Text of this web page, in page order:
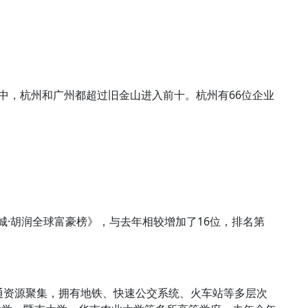
杭州和广州都超过旧金山进入前十。杭州有66位企业
胡润全球富豪榜》，与去年相较增加了16位，排名第
源聚集，拥有地铁、快速公交系统、火车站等多层次